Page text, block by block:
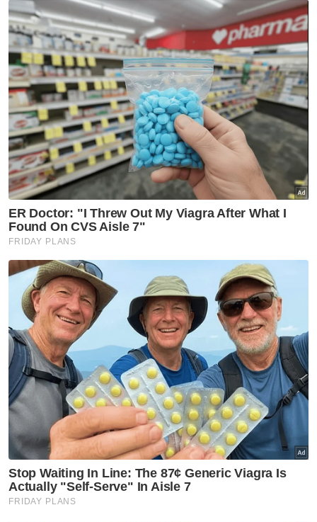
RCI TH: AMK gesa SPRM, PDRM
jejak aliran wang, dakwa
dalang sembunyikan maklumat
Nasional
Kebajikan tiga gajah Malaysia:
Shelter Ihsan mahu MPT
kemuka bukti, benarkan
pemeriksaan bebas
Nasional
ITE Singapura terbuka
kerjasama dengan ADTEC JTM